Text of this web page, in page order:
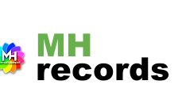
MH
records